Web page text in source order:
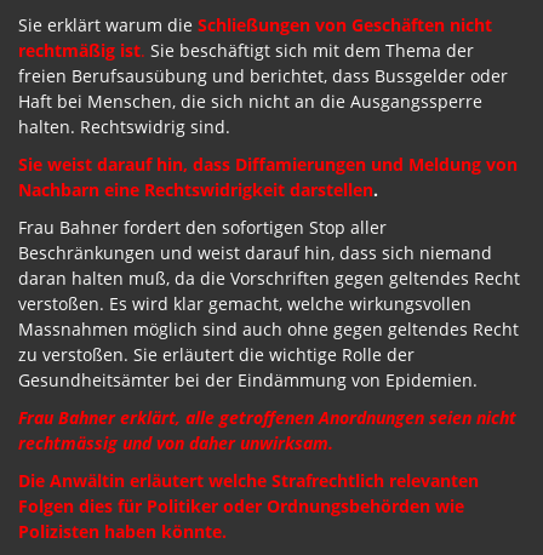
Sie erklärt warum die Schließungen von Geschäften nicht
rechtmäßig ist. Sie beschäftigt sich mit dem Thema der
freien Berufsausübung und berichtet, dass Bussgelder oder
Haft bei Menschen, die sich nicht an die Ausgangssperre
halten. Rechtswidrig sind.
Sie weist darauf hin, dass Diffamierungen und Meldung von
Nachbarn eine Rechtswidrigkeit darstellen.
Frau Bahner fordert den sofortigen Stop aller
Beschränkungen und weist darauf hin, dass sich niemand
daran halten muß, da die Vorschriften gegen geltendes Recht
verstoßen. Es wird klar gemacht, welche wirkungsvollen
Massnahmen möglich sind auch ohne gegen geltendes Recht
zu verstoßen. Sie erläutert die wichtige Rolle der
Gesundheitsämter bei der Eindämmung von Epidemien.
Frau Bahner erklärt, alle getroffenen Anordnungen seien nicht
rechtmässig und von daher unwirksam.
Die Anwältin erläutert welche Strafrechtlich relevanten
Folgen dies für Politiker oder Ordnungsbehörden wie
Polizisten haben könnte.